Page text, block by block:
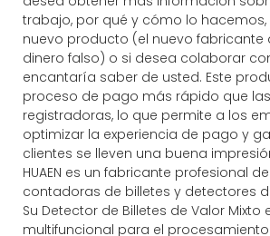
trabajo, por qué y cómo lo
nuevo producto (el nuevo fabricante
dinero falso) o si desea colaborar
encantaría saber de usted. Este
proceso de pago más rápido que
registradoras, lo que permite a los
optimizar la experiencia de pago y
clientes se lleven una buena
HUAEN es un fabricante profesional
contadoras de billetes y detectores
Su Detector de Billetes de Valor Mixto
multifuncional para el